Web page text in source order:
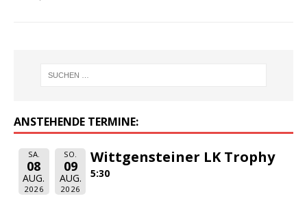
ANSTEHENDE TERMINE:
SA.
08
AUG.
2026
SO.
09
AUG.
2026
Wittgensteiner LK Trophy
5:30